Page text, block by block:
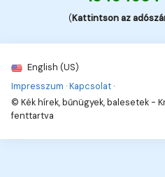
(Kattintson az
English (US)
Impresszum ·Kapcsolat ·
© Kék hírek, bűnügyek, balesetek -
fenttartva